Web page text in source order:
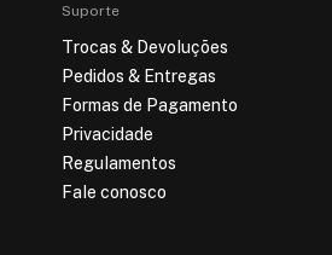
Suporte
Trocas & Devoluções
Pedidos & Entregas
Formas de Pagamento
Privacidade
Regulamentos
Fale conosco